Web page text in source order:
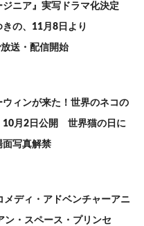
ジニア』実写ドラマ化決定
の、11月8日より
送・配信開始
ウィンが来た！世界のネコの
10月2日公開 世界猫の日に
面写真解禁
メディ・アドベンチャーアニ
ン・スペース・プリンセ